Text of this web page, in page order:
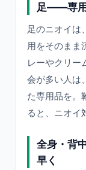
足——専用
足のニオイは
用をそのまま
レーやクリー
会が多い人は
た専用品を。
ると、ニオイ
全身・背
早く